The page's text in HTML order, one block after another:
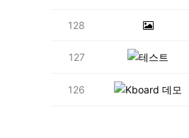
128
127
126